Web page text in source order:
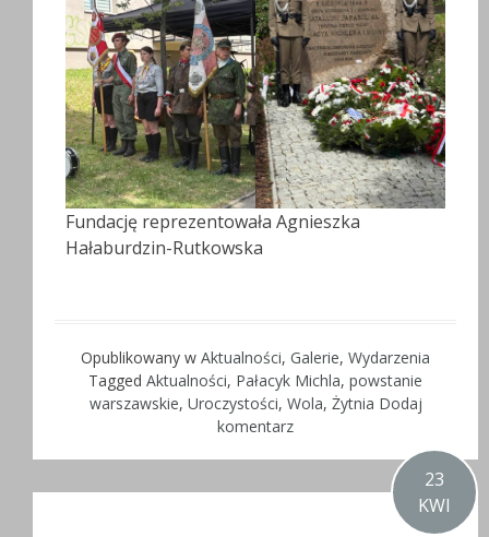
Fundację reprezentowała Agnieszka
Hałaburdzin-Rutkowska
Opublikowany w Aktualności, Galerie, Wydarzenia
Tagged Aktualności, Pałacyk Michla, powstanie
warszawskie, Uroczystości, Wola, Żytnia Dodaj
komentarz
23
KWI